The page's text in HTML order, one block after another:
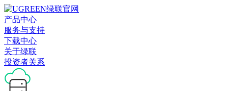
产品中心
服务与支持
下载中心
关于绿联
投资者关系